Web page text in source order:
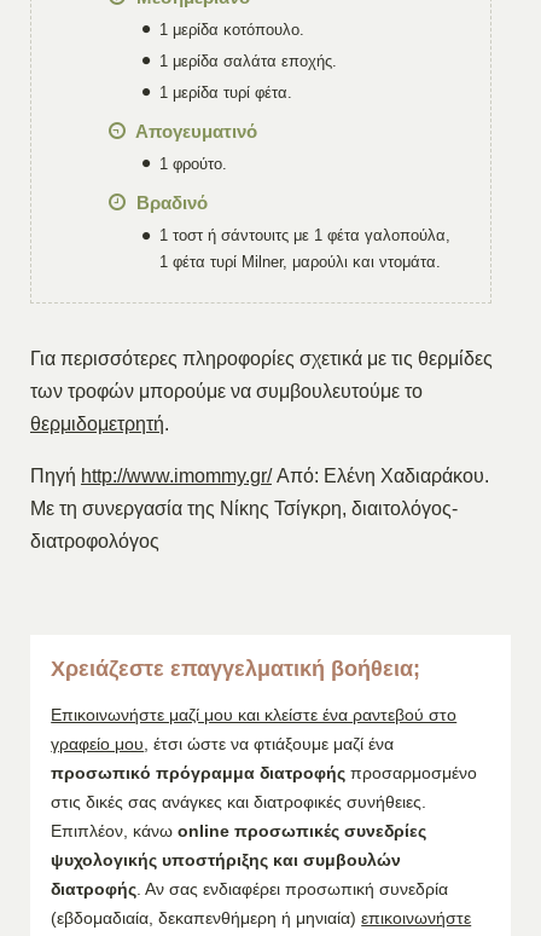
1 μερίδα κοτόπουλο.
1 μερίδα σαλάτα εποχής.
1 μερίδα τυρί φέτα.
Απογευματινό
1 φρούτο.
Βραδινό
1 τοστ ή σάντουιτς με 1 φέτα γαλοπούλα,
1 φέτα τυρί Milner, μαρούλι και ντομάτα.
Για περισσότερες πληροφορίες σχετικά με τις θερμίδες
των τροφών μπορούμε να συμβουλευτούμε το
θερμιδομετρητή.
Πηγή http://www.imommy.gr/Από: Ελένη Χαδιαράκου.
Με τη συνεργασία της Νίκης Τσίγκρη, διαιτολόγος-
διατροφολόγος
Χρειάζεστε επαγγελματική βοήθεια;
Επικοινωνήστε μαζί μου και κλείστε ένα ραντεβού στο
γραφείο μου, έτσι ώστε να φτιάξουμε μαζί ένα
προσωπικό πρόγραμμα διατροφής προσαρμοσμένο
στις δικές σας ανάγκες και διατροφικές συνήθειες.
Επιπλέον, κάνωonline προσωπικές συνεδρίες
ψυχολογικής υποστήριξης και συμβουλών
διατροφής. Αν σας ενδιαφέρει προσωπική συνεδρία
(εβδομαδιαία, δεκαπενθήμερη ή μηνιαία)επικοινωνήστε